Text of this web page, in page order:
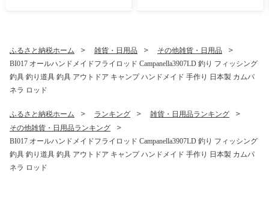
ンプ 焼肉 網焼き 国産 みそ
にんにく 味付き 味付け肉
（DV068）
ふるさと納税ホーム 雑貨・日用品
その他雑貨・日用品
BI017 オールハンドメイドフライロッド Campanella3907LD 釣り フィッシング
釣具 釣り道具 釣具 アウトドア キャンプ ハンドメイド 手作り 日本製 カムパ
ネラ ロッド
ふるさと納税ホーム ランキング
雑貨・日用品ランキング
その他雑貨・日用品ランキング
BI017 オールハンドメイドフライロッド Campanella3907LD 釣り フィッシング
釣具 釣り道具 釣具 アウトドア キャンプ ハンドメイド 手作り 日本製 カムパ
ネラ ロッド